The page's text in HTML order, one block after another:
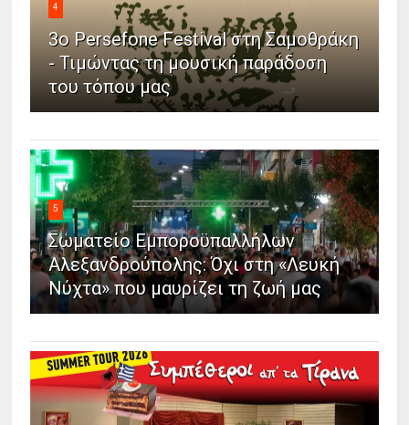
4
3ο Persefone Festival στη Σαμοθράκη
- Τιμώντας τη μουσική παράδοση
του τόπου μας
5
Σωματείο Εμποροϋπαλλήλων
Αλεξανδρούπολης: Όχι στη «Λευκή
Νύχτα» που μαυρίζει τη ζωή μας